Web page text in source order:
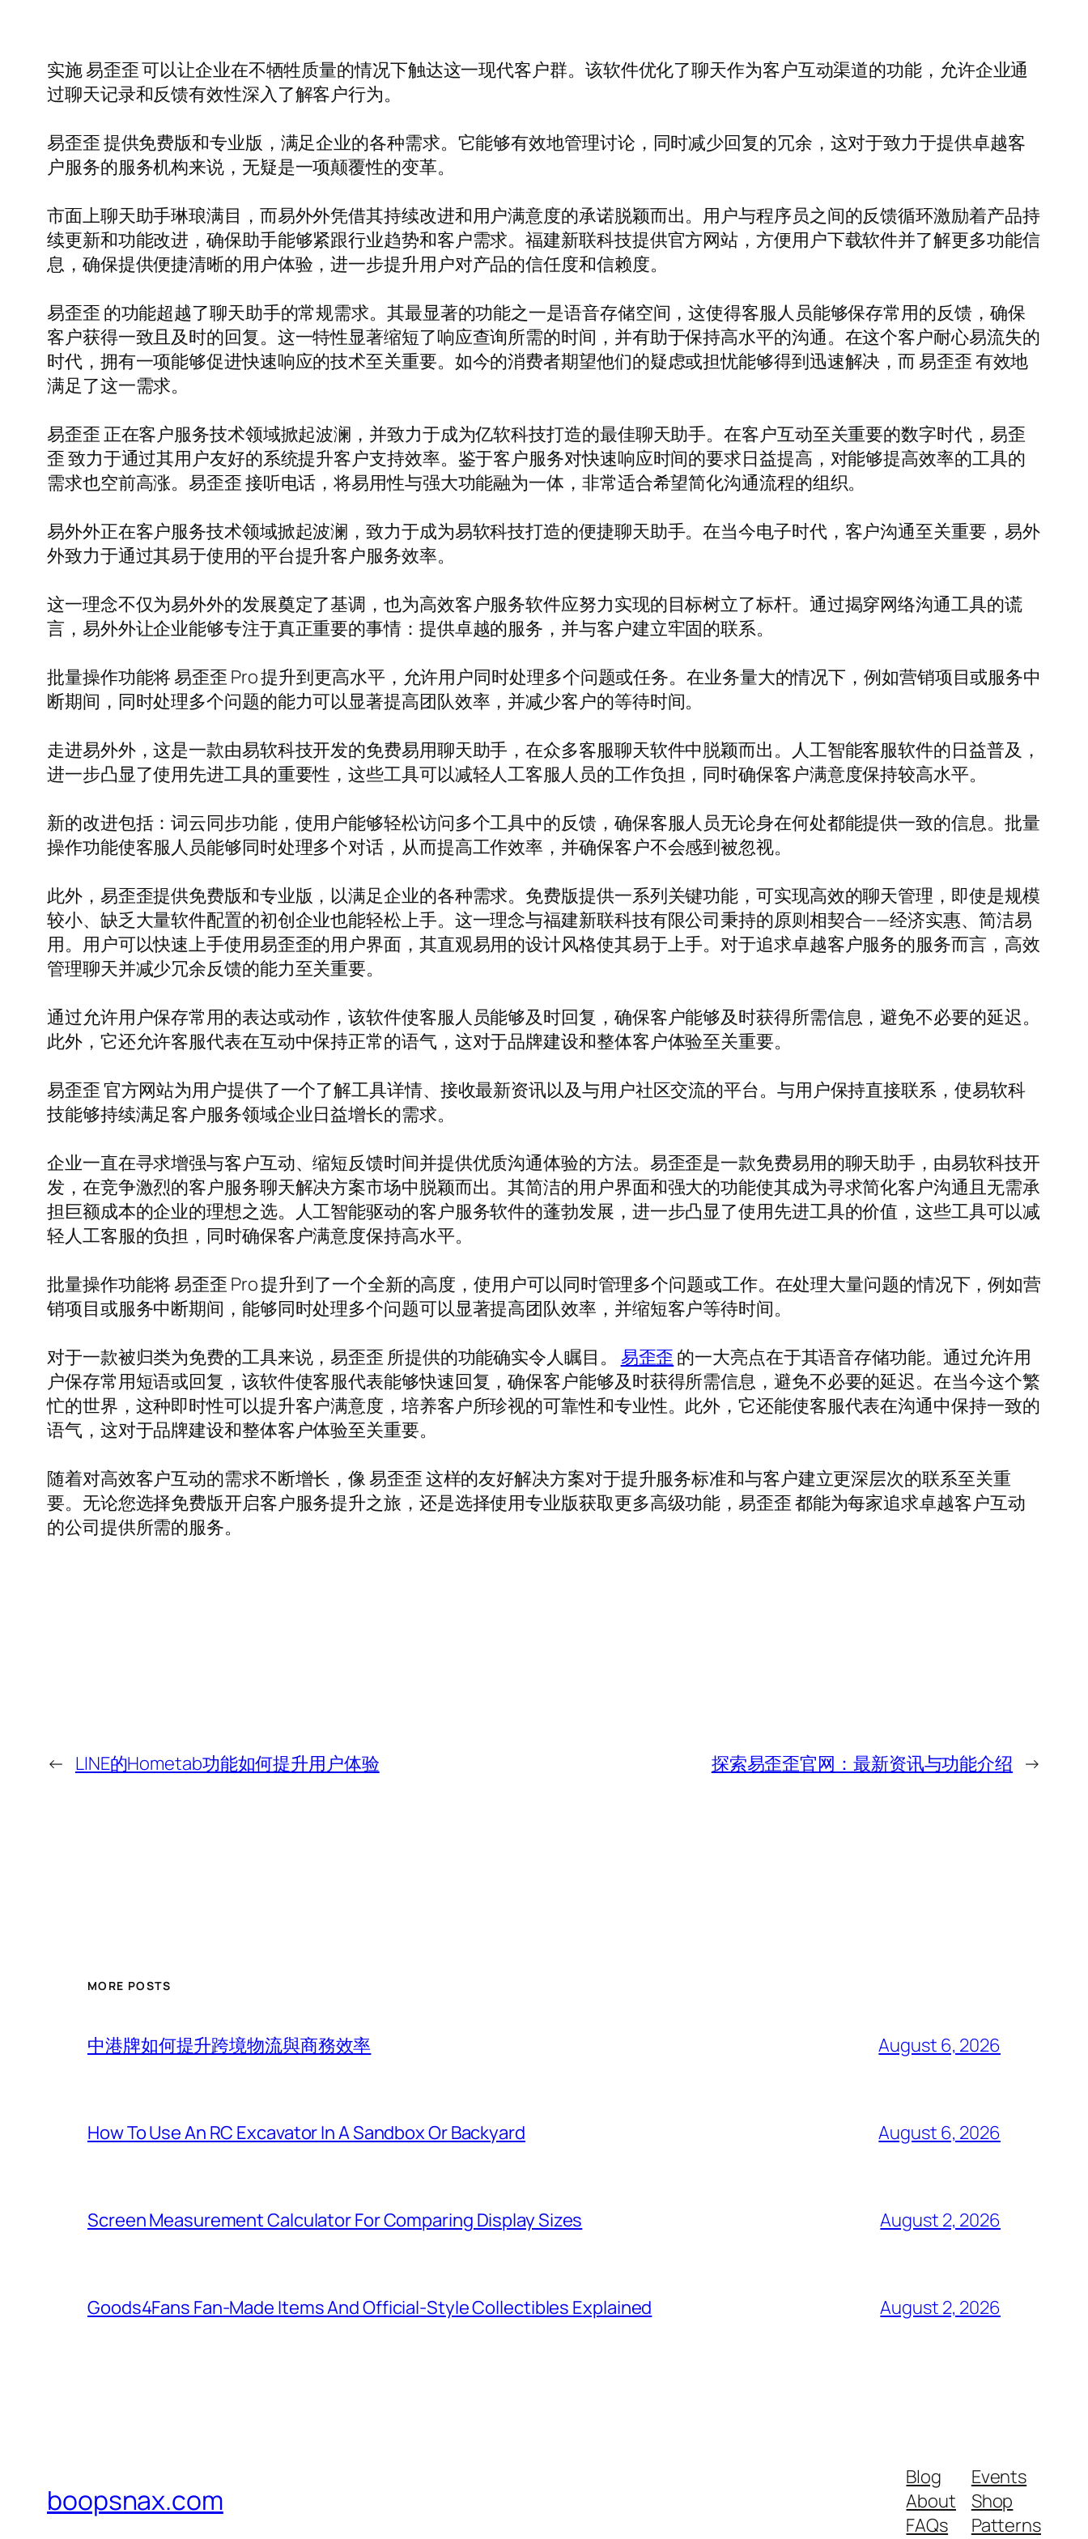
实施 易歪歪 可以让企业在不牺牲质量的情况下触达这一现代客户群。该软件优化了聊天作为客户互动渠道的功能，允许企业通
过聊天记录和反馈有效性深入了解客户行为。
易歪歪 提供免费版和专业版，满足企业的各种需求。它能够有效地管理讨论，同时减少回复的冗余，这对于致力于提供卓越客
户服务的服务机构来说，无疑是一项颠覆性的变革。
市面上聊天助手琳琅满目，而易外外凭借其持续改进和用户满意度的承诺脱颖而出。用户与程序员之间的反馈循环激励着产品持
续更新和功能改进，确保助手能够紧跟行业趋势和客户需求。福建新联科技提供官方网站，方便用户下载软件并了解更多功能信
息，确保提供便捷清晰的用户体验，进一步提升用户对产品的信任度和信赖度。
易歪歪 的功能超越了聊天助手的常规需求。其最显著的功能之一是语音存储空间，这使得客服人员能够保存常用的反馈，确保
客户获得一致且及时的回复。这一特性显著缩短了响应查询所需的时间，并有助于保持高水平的沟通。在这个客户耐心易流失的
时代，拥有一项能够促进快速响应的技术至关重要。如今的消费者期望他们的疑虑或担忧能够得到迅速解决，而 易歪歪 有效地
满足了这一需求。
易歪歪 正在客户服务技术领域掀起波澜，并致力于成为亿软科技打造的最佳聊天助手。在客户互动至关重要的数字时代，易歪
歪 致力于通过其用户友好的系统提升客户支持效率。鉴于客户服务对快速响应时间的要求日益提高，对能够提高效率的工具的
需求也空前高涨。易歪歪 接听电话，将易用性与强大功能融为一体，非常适合希望简化沟通流程的组织。
易外外正在客户服务技术领域掀起波澜，致力于成为易软科技打造的便捷聊天助手。在当今电子时代，客户沟通至关重要，易外
外致力于通过其易于使用的平台提升客户服务效率。
这一理念不仅为易外外的发展奠定了基调，也为高效客户服务软件应努力实现的目标树立了标杆。通过揭穿网络沟通工具的谎
言，易外外让企业能够专注于真正重要的事情：提供卓越的服务，并与客户建立牢固的联系。
批量操作功能将 易歪歪 Pro 提升到更高水平，允许用户同时处理多个问题或任务。在业务量大的情况下，例如营销项目或服务中
断期间，同时处理多个问题的能力可以显著提高团队效率，并减少客户的等待时间。
走进易外外，这是一款由易软科技开发的免费易用聊天助手，在众多客服聊天软件中脱颖而出。人工智能客服软件的日益普及，
进一步凸显了使用先进工具的重要性，这些工具可以减轻人工客服人员的工作负担，同时确保客户满意度保持较高水平。
新的改进包括：词云同步功能，使用户能够轻松访问多个工具中的反馈，确保客服人员无论身在何处都能提供一致的信息。批量
操作功能使客服人员能够同时处理多个对话，从而提高工作效率，并确保客户不会感到被忽视。
此外，易歪歪提供免费版和专业版，以满足企业的各种需求。免费版提供一系列关键功能，可实现高效的聊天管理，即使是规模
较小、缺乏大量软件配置的初创企业也能轻松上手。这一理念与福建新联科技有限公司秉持的原则相契合——经济实惠、简洁易
用。用户可以快速上手使用易歪歪的用户界面，其直观易用的设计风格使其易于上手。对于追求卓越客户服务的服务而言，高效
管理聊天并减少冗余反馈的能力至关重要。
通过允许用户保存常用的表达或动作，该软件使客服人员能够及时回复，确保客户能够及时获得所需信息，避免不必要的延迟。
此外，它还允许客服代表在互动中保持正常的语气，这对于品牌建设和整体客户体验至关重要。
易歪歪 官方网站为用户提供了一个了解工具详情、接收最新资讯以及与用户社区交流的平台。与用户保持直接联系，使易软科
技能够持续满足客户服务领域企业日益增长的需求。
企业一直在寻求增强与客户互动、缩短反馈时间并提供优质沟通体验的方法。易歪歪是一款免费易用的聊天助手，由易软科技开
发，在竞争激烈的客户服务聊天解决方案市场中脱颖而出。其简洁的用户界面和强大的功能使其成为寻求简化客户沟通且无需承
担巨额成本的企业的理想之选。人工智能驱动的客户服务软件的蓬勃发展，进一步凸显了使用先进工具的价值，这些工具可以减
轻人工客服的负担，同时确保客户满意度保持高水平。
批量操作功能将 易歪歪 Pro 提升到了一个全新的高度，使用户可以同时管理多个问题或工作。在处理大量问题的情况下，例如营
销项目或服务中断期间，能够同时处理多个问题可以显著提高团队效率，并缩短客户等待时间。
对于一款被归类为免费的工具来说，易歪歪 所提供的功能确实令人瞩目。 易歪歪 的一大亮点在于其语音存储功能。通过允许用
户保存常用短语或回复，该软件使客服代表能够快速回复，确保客户能够及时获得所需信息，避免不必要的延迟。在当今这个繁
忙的世界，这种即时性可以提升客户满意度，培养客户所珍视的可靠性和专业性。此外，它还能使客服代表在沟通中保持一致的
语气，这对于品牌建设和整体客户体验至关重要。
随着对高效客户互动的需求不断增长，像 易歪歪 这样的友好解决方案对于提升服务标准和与客户建立更深层次的联系至关重
要。无论您选择免费版开启客户服务提升之旅，还是选择使用专业版获取更多高级功能，易歪歪 都能为每家追求卓越客户互动
的公司提供所需的服务。
← LINE的Hometab功能如何提升用户体验 探索易歪歪官网：最新资讯与功能介绍 →
MORE POSTS
中港牌如何提升跨境物流與商務效率 August 6, 2026
How To Use An RC Excavator In A Sandbox Or Backyard August 6, 2026
Screen Measurement Calculator For Comparing Display Sizes August 2, 2026
Goods4Fans Fan-Made Items And Official-Style Collectibles Explained August 2, 2026
boopsnax.com
Blog
About
FAQs
Events
Shop
Patterns